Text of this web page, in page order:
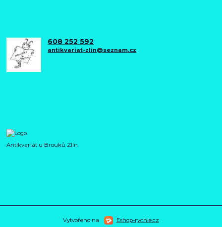
608 252 592
antikvariat-zlin@seznam.cz
Antikvariát u Brouků Zlín
Vytvořeno na Eshop-rychle.cz